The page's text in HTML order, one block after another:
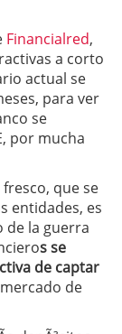
Financialred,
a corto
actual se
para ver
se
por mucha
que se
entidades, es
de la guerra
s se
de captar
de